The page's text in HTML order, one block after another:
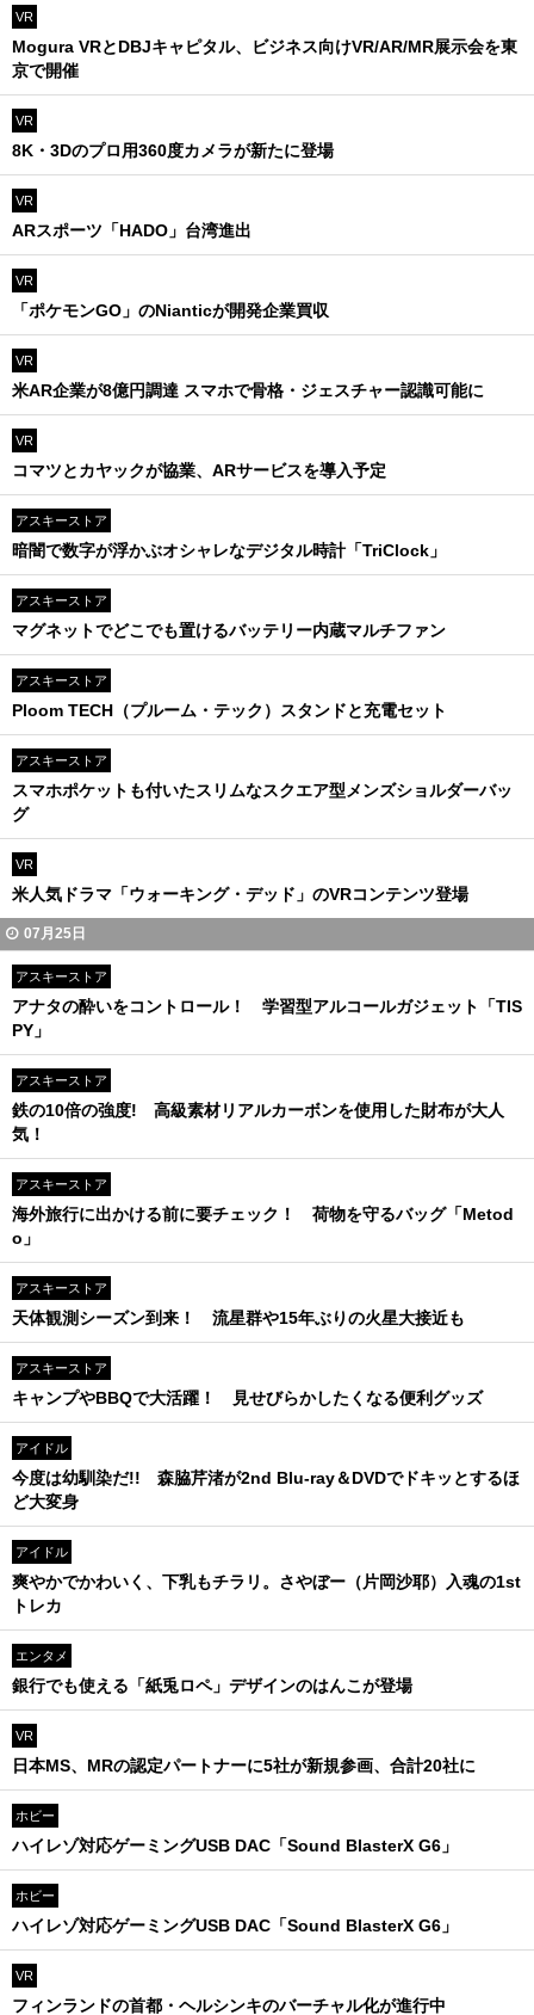
VR
Mogura VRとDBJキャピタル、ビジネス向けVR/AR/MR展示会を東
京で開催
VR
8K・3Dのプロ用360度カメラが新たに登場
VR
ARスポーツ「HADO」台湾進出
VR
「ポケモンGO」のNianticが開発企業買収
VR
米AR企業が8億円調達 スマホで骨格・ジェスチャー認識可能に
VR
コマツとカヤックが協業、ARサービスを導入予定
アスキーストア
暗闇で数字が浮かぶオシャレなデジタル時計「TriClock」
アスキーストア
マグネットでどこでも置けるバッテリー内蔵マルチファン
アスキーストア
Ploom TECH（プルーム・テック）スタンドと充電セット
アスキーストア
スマホポケットも付いたスリムなスクエア型メンズショルダーバッ
グ
VR
米人気ドラマ「ウォーキング・デッド」のVRコンテンツ登場
07月25日
アスキーストア
アナタの酔いをコントロール！ 学習型アルコールガジェット「TIS
PY」
アスキーストア
鉄の10倍の強度! 高級素材リアルカーボンを使用した財布が大人
気！
アスキーストア
海外旅行に出かける前に要チェック！ 荷物を守るバッグ「Metod
o」
アスキーストア
天体観測シーズン到来！ 流星群や15年ぶりの火星大接近も
アスキーストア
キャンプやBBQで大活躍！ 見せびらかしたくなる便利グッズ
アイドル
今度は幼馴染だ!! 森脇芹渚が2nd Blu-ray＆DVDでドキッとするほ
ど大変身
アイドル
爽やかでかわいく、下乳もチラリ。さやぼー（片岡沙耶）入魂の1st
トレカ
エンタメ
銀行でも使える「紙兎ロペ」デザインのはんこが登場
VR
日本MS、MRの認定パートナーに5社が新規参画、合計20社に
ホビー
ハイレゾ対応ゲーミングUSB DAC「Sound BlasterX G6」
ホビー
ハイレゾ対応ゲーミングUSB DAC「Sound BlasterX G6」
VR
フィンランドの首都・ヘルシンキのバーチャル化が進行中